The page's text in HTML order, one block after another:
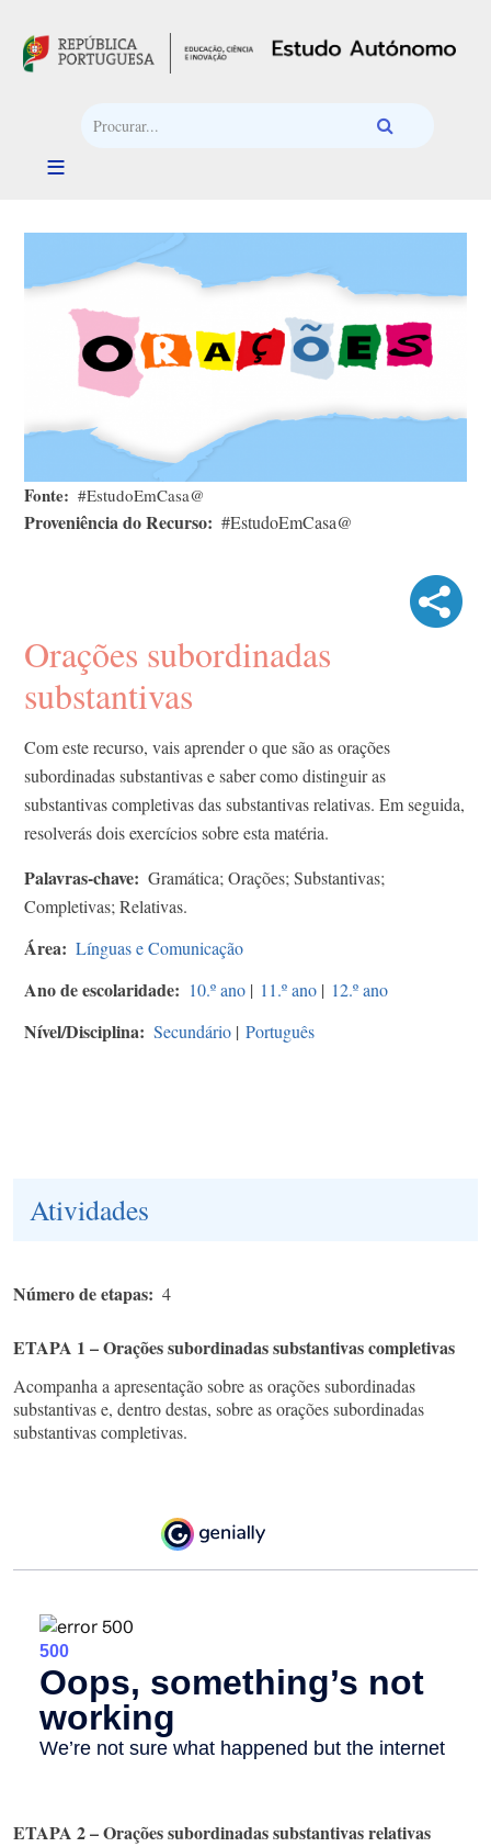
Fonte #EstudoEmCasa@
Proveniência do Recurso #EstudoEmCasa@
Orações subordinadas
substantivas
Com este recurso, vais aprender o que são as orações
subordinadas substantivas e saber como distinguir as
substantivas completivas das substantivas relativas. Em seguida,
resolverás dois exercícios sobre esta matéria.
Palavras-chave
Gramática; Orações; Substantivas;
Completivas; Relativas.
Área Línguas e Comunicação
Ano de escolaridade 10.º ano | 11.º ano | 12.º ano
Nível/Disciplina Secundário | Português
Atividades
Número de etapas 4
ETAPA 1 – Orações subordinadas substantivas completivas
Acompanha a apresentação sobre as orações subordinadas
substantivas e, dentro destas, sobre as orações subordinadas
substantivas completivas.
ETAPA 2 – Orações subordinadas substantivas relativas